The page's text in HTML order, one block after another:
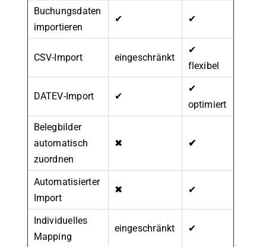
Buchungsdaten
importieren
✔ ✔
CSV-Import eingeschränkt
✔
flexibel
DATEV-Import ✔
✔
optimiert
Belegbilder
automatisch
zuordnen
✖ ✔
Automatisierter
Import
✖ ✔
Individuelles
Mapping
eingeschränkt ✔